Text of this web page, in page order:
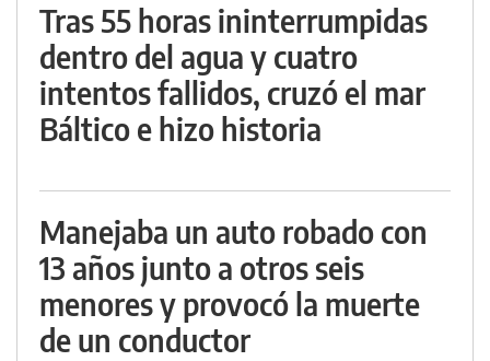
Tras 55 horas ininterrumpidas
dentro del agua y cuatro
intentos fallidos, cruzó el mar
Báltico e hizo historia
Manejaba un auto robado con
13 años junto a otros seis
menores y provocó la muerte
de un conductor